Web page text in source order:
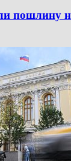
пошлину